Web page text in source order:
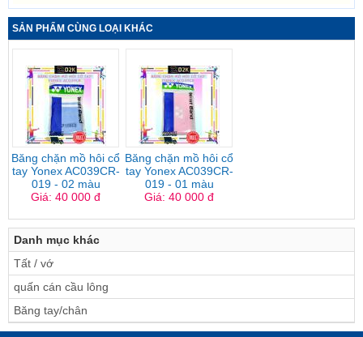
SẢN PHẨM CÙNG LOẠI KHÁC
Băng chặn mồ hôi cổ
tay Yonex AC039CR-
019 - 02 màu
Giá: 40 000 đ
Băng chặn mồ hôi cổ
tay Yonex AC039CR-
019 - 01 màu
Giá: 40 000 đ
Danh mục khác
Tất / vớ
quấn cán cầu lông
Băng tay/chân